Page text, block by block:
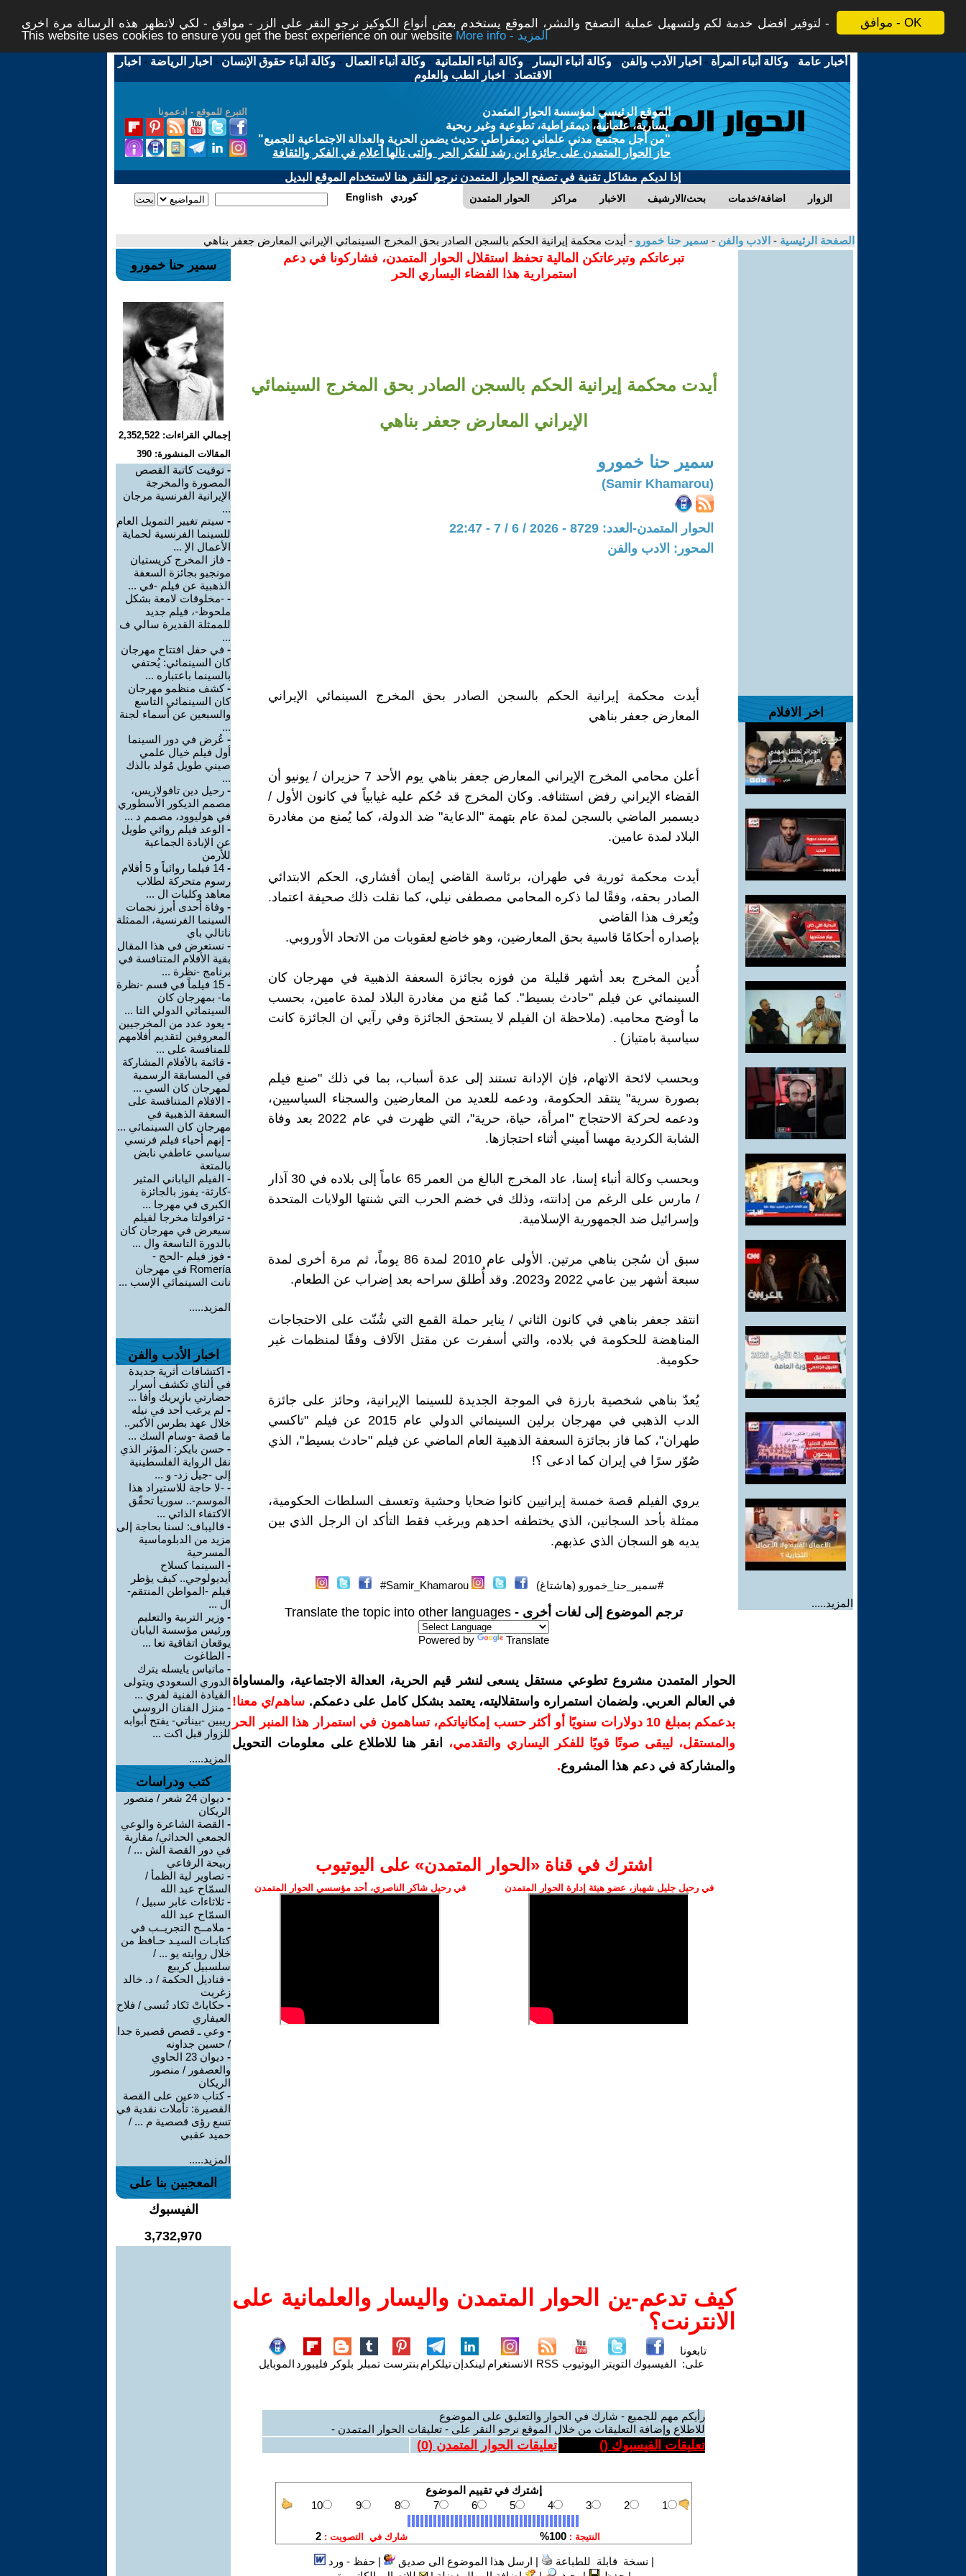
موافق - OK
لتوفير افضل خدمة لكم ولتسهيل عملية التصفح والنشر، الموقع يستخدم بعض أنواع الكوكيز نرجو النقر على الزر - موافق - لكي لاتظهر هذه الرسالة مرة اخرى -
This website uses cookies to ensure you get the best experience on our website
More info - المزيد
أخبار عامة -وكالة أنباء المرأة - اخبار الأدب والفن -وكالة أنباء اليسار -وكالة أنباء العلمانية -وكالة أنباء العمال -وكالة أنباء حقوق الإنسان - اخبار الرياضة - اخبار
الاقتصاد - اخبار الطب والعلوم
التبرع للموقع - ادعمونا
الموقع الرئيسي لمؤسسة الحوار المتمدن
يسارية، علمانية، ديمقراطية، تطوعية وغير ربحية
"من أجل مجتمع مدني علماني ديمقراطي حديث يضمن الحرية والعدالة الاجتماعية للجميع"
حاز الحوار المتمدن على جائزة ابن رشد للفكر الحر والتى نالها أعلام في الفكر والثقافة
إذا لديكم مشاكل تقنية في تصفح الحوار المتمدن نرجو النقر هنا لاستخدام الموقع البديل
الحوار المتمدن مراكز الاخبار بحث/الارشيف اضافة/خدمات الزوار English كوردي
الصفحة الرئيسية - الادب والفن - سمير حنا خمورو - أيدت محكمة إيرانية الحكم بالسجن الصادر بحق المخرج السينمائي الإيراني المعارض جعفر بناهي
اخر الافلام
المزيد.....
تبرعاتكم وتبرعاتكن المالية تحفظ استقلال الحوار المتمدن، فشاركونا في دعم
استمرارية هذا الفضاء اليساري الحر
أيدت محكمة إيرانية الحكم بالسجن الصادر بحق المخرج السينمائي
الإيراني المعارض جعفر بناهي
سمير حنا خمورو
(Samir Khamarou)
الحوار المتمدن-العدد: 8729 - 2026 / 6 / 7 - 22:47
المحور: الادب والفن
أيدت محكمة إيرانية الحكم بالسجن الصادر بحق المخرج السينمائي الإيراني
المعارض جعفر بناهي
أعلن محامي المخرج الإيراني المعارض جعفر بناهي يوم الأحد 7 حزيران / يونيو أن
القضاء الإيراني رفض استئنافه. وكان المخرج قد حُكم عليه غيابياً في كانون الأول /
ديسمبر الماضي بالسجن لمدة عام بتهمة "الدعاية" ضد الدولة، كما يُمنع من مغادرة
البلاد لمدة عامين.
أيدت محكمة ثورية في طهران، برئاسة القاضي إيمان أفشاري، الحكم الابتدائي
الصادر بحقه، وفقًا لما ذكره المحامي مصطفى نيلي، كما نقلت ذلك صحيفة اعتماد.
ويُعرف هذا القاضي
بإصداره أحكامًا قاسية بحق المعارضين، وهو خاضع لعقوبات من الاتحاد الأوروبي.
أُدين المخرج بعد أشهر قليلة من فوزه بجائزة السعفة الذهبية في مهرجان كان
السينمائي عن فيلم "حادث بسيط". كما مُنع من مغادرة البلاد لمدة عامين، بحسب
ما أوضح محاميه. (ملاحظة ان الفيلم لا يستحق الجائزة وفي رآيي ان الجائزة كانت
سياسية بامتياز) .
وبحسب لائحة الاتهام، فإن الإدانة تستند إلى عدة أسباب، بما في ذلك "صنع فيلم
بصورة سرية" ينتقد الحكومة، ودعمه للعديد من المعارضين والسجناء السياسيين،
ودعمه لحركة الاحتجاج "امرأة، حياة، حرية"، التي ظهرت في عام 2022 بعد وفاة
الشابة الكردية مهسا أميني أثناء احتجازها.
وبحسب وكالة أنباء إسنا، عاد المخرج البالغ من العمر 65 عاماً إلى بلاده في 30 آذار
/ مارس على الرغم من إدانته، وذلك في خضم الحرب التي شنتها الولايات المتحدة
وإسرائيل ضد الجمهورية الإسلامية.
سبق أن سُجن بناهي مرتين. الأولى عام 2010 لمدة 86 يوماً، ثم مرة أخرى لمدة
سبعة أشهر بين عامي 2022 و2023. وقد أُطلق سراحه بعد إضراب عن الطعام.
انتقد جعفر بناهي في كانون الثاني / يناير حملة القمع التي شُنّت على الاحتجاجات
المناهضة للحكومة في بلاده، والتي أسفرت عن مقتل الآلاف وفقًا لمنظمات غير
حكومية.
يُعدّ بناهي شخصية بارزة في الموجة الجديدة للسينما الإيرانية، وحائز على جائزة
الدب الذهبي في مهرجان برلين السينمائي الدولي عام 2015 عن فيلم "تاكسي
طهران"، كما فاز بجائزة السعفة الذهبية العام الماضي عن فيلم "حادث بسيط"، الذي
صُوّر سرًا في إيران كما ادعى ؟!
يروي الفيلم قصة خمسة إيرانيين كانوا ضحايا وحشية وتعسف السلطات الحكومية،
ممثلة بأحد السجانين، الذي يختطفه احدهم ويرغب فقط التأكد ان الرجل الذي بين
يديه هو السجان الذي عذبهم.
#سمير_حنا_خمورو (هاشتاغ) Samir_Khamarou#
ترجم الموضوع إلى لغات أخرى - Translate the topic into other languages
Powered by Translate
الحوار المتمدن مشروع تطوعي مستقل يسعى لنشر قيم الحرية، العدالة الاجتماعية، والمساواة
في العالم العربي. ولضمان استمراره واستقلاليته، يعتمد بشكل كامل على دعمكم. ساهم/ي معنا!
بدعمكم بمبلغ 10 دولارات سنويًا أو أكثر حسب إمكانياتكم، تساهمون في استمرار هذا المنبر الحر
والمستقل، ليبقى صوتًا قويًا للفكر اليساري والتقدمي،
انقر هنا للاطلاع على معلومات التحويل
والمشاركة في دعم هذا المشروع.
اشترك في قناة ‫«الحوار المتمدن» على اليوتيوب
في رحيل جليل شهباز، عضو هيئة إدارة الحوار المتمدن في رحيل شاكر الناصري، أحد مؤسسي الحوار المتمدن
كيف تدعم-ين الحوار المتمدن واليسار والعلمانية على
الانترنت؟
تابعونا
على: الفيسبوك التويتر اليوتيوب RSS الانستغرام لينكدإنتيلكرام بنترست تمبلر بلوكر فليبورد الموبايل
رأيكم مهم للجميع - شارك في الحوار والتعليق على الموضوع
للاطلاع وإضافة التعليقات من خلال الموقع نرجو النقر على - تعليقات الحوار المتمدن -
تعليقات الفيسبوك () تعليقات الحوار المتمدن (0
)
| نسخة قابلة للطباعة | ارسل هذا الموضوع الى صديق |حفظ - ورد
سمير حنا خمورو
إجمالي القراءات: 2,352,522
المقالات المنشورة: 390
- توفيت كاتبة القصص
المصورة والمخرجة
الإيرانية الفرنسية مرجان
...
- سيتم تغيير التمويل العام
للسينما الفرنسية لحماية
الأعمال الإ ...
- فاز المخرج كريستيان
مونجيو بجائزة السعفة
الذهبية عن فيلم -في ...
- -مخلوقات لامعة بشكل
ملحوظ-، فيلم جديد
للممثلة القديرة سالي ف
...
- في حفل افتتاح مهرجان
كان السينمائي: يُحتفي
بالسينما باعتباره ...
-كشف منظمو مهرجان
كان السينمائي التاسع
والسبعين عن أسماء لجنة
...
- عُرض في دور السينما
أول فيلم خيال علمي
صيني طويل مُولد بالذك
...
- رحيل دين تافولاريس،
مصمم الديكور الأسطوري
في هوليوود، مصمم د ...
- الوعد فيلم روائي طويل
عن الإبادة الجماعية
للأرمن
-
14 فيلما روائياً و 5 أفلام
رسوم متحركة لطلاب
معاهد وكليات ال ...
- وفاة أحدى أبرز نجمات
السينما الفرنسية، الممثلة
ناتالي باي
- نستعرض في هذا المقال
بقية الأفلام المتنافسة في
برنامج -نظرة ...
-
15 فيلماً في قسم -نظرة
ما- بمهرجان كان
السينمائي الدولي التا ...
- يعود عدد من المخرجيين
المعروفين لتقديم أفلامهم
للمنافسة على ...
- قائمة بالأفلام المشاركة
في المسابقة الرسمية
لمهرجان كان السي ...
- الافلام المتنافسة على
السعفة الذهبية في
مهرجان كان السينمائي ...
- إنهم أحياء فيلم فرنسي
سياسي عاطفي نابض
بالمتعة
- الفيلم الياباني المثير
-كارثة- يفوز بالجائزة
الكبرى في مهرجا ...
- ترافولتا مخرجا لفيلم
سيعرض في مهرجان كان
بالدورة التاسعة وال ...
- فوز فيلم -الحج -
Romería في مهرجان
نانت السينمائي الإسب ...
المزيد.....
اخبار الأدب والفن
- اكتشافات أثرية جديدة
في ألتاي تكشف أسرار
حضارتي بازيريك وأفا ...
- لم يرغب أحد في نيله
خلال عهد بطرس الأكبر..
ما قصة -وسام السك ...
- حسن بايكر: المؤثر الذي
نقل الرواية الفلسطينية
إلى -جيل زد- و ...
- -لا حاجة للاستيراد هذا
الموسم-.. سوريا تحقّق
الاكتفاء الذاتي ...
- قاليباف: لسنا بحاجة إلى
مزيد من الدبلوماسية
المسرحية
- السينما كسلاح
أيديولوجي.. كيف يؤطر
فيلم -المواطن المنتقم-
ال ...
- وزير التربية والتعليم
ورئيس مؤسسة اليابان
يوقعان اتفاقية تعا ...
- الطاغوت
- ماتياس يايسله يترك
الدوري السعودي ويتولى
القيادة الفنية لفري ...
- منزل الفنان الروسي
ريبين -بيناتي- يفتح أبوابه
للزوار قبل اكت ...
المزيد.....
كتب ودراسات
-
ديوان 24 شعر / منصور
الريكان
- القصة الشاعرة والوعي
الجمعي الحداثي/ مقاربة
في دور القصة الش ... /
ربيحة الرفاعي
- تصاوير لية الظمأ /
السمّاح عبد الله
- ثلاثاءات عابر سبيل /
السمّاح عبد الله
- ملامــح التجريــب في
كتابـات السيـد حـافظ من
خلال روايته يو ... /
سلسبيل كريبع
- قناديل الحكمة / د. خالد
زغريت
- حكاياتْ تَكاد تُنسى / فلاح
العيفاري
- وعي ـ قصص قصيرة جدا
/ حسين جداونه
-
ديوان 23 الحاوي
والعصفور / منصور
الريكان
-كتاب «عين على القصة
القصيرة: تأملات نقدية في
تسع رؤى قصصية م ... /
حميد عقبي
المزيد.....
المعجبين بنا على
الفيسبوك
3,732,970